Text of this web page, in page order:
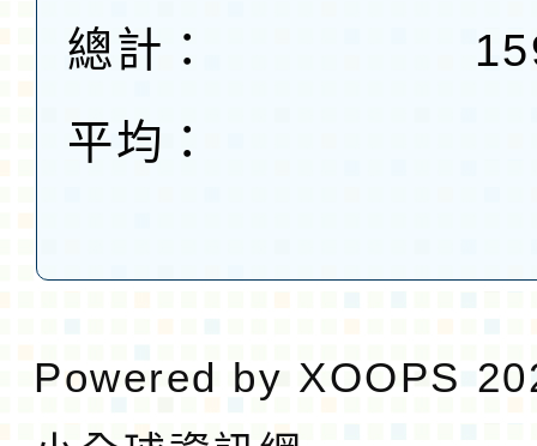
總計：
平均：
Powered by XOOPS